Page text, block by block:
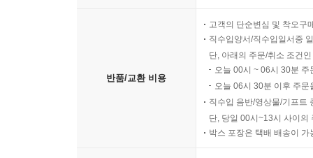
반품/교환 비용
고객의 단순변심 및 착오구
직수입양서/직수입일서중
단, 아래의 주문/취소 조건
오늘 00시 ~ 06시 30분
오늘 06시 30분 이후 주
직수입 음반/영상물/기프트
단, 당일 00시~13시 사이의
박스 포장은 택배 배송이